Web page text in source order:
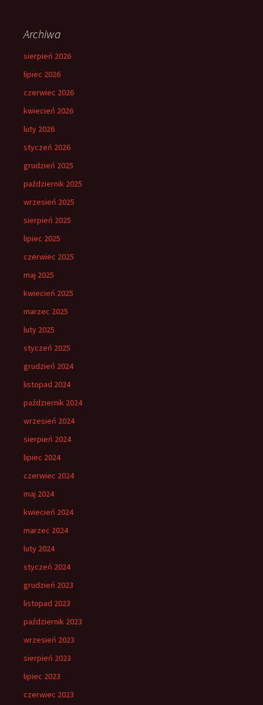
Archiwa
sierpień 2026
lipiec 2026
czerwiec 2026
kwiecień 2026
luty 2026
styczeń 2026
grudzień 2025
październik 2025
wrzesień 2025
sierpień 2025
lipiec 2025
czerwiec 2025
maj 2025
kwiecień 2025
marzec 2025
luty 2025
styczeń 2025
grudzień 2024
listopad 2024
październik 2024
wrzesień 2024
sierpień 2024
lipiec 2024
czerwiec 2024
maj 2024
kwiecień 2024
marzec 2024
luty 2024
styczeń 2024
grudzień 2023
listopad 2023
październik 2023
wrzesień 2023
sierpień 2023
lipiec 2023
czerwiec 2023